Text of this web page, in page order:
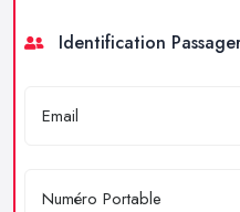
Identification